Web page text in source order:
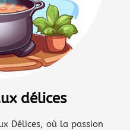
délices
Délices, où la passion